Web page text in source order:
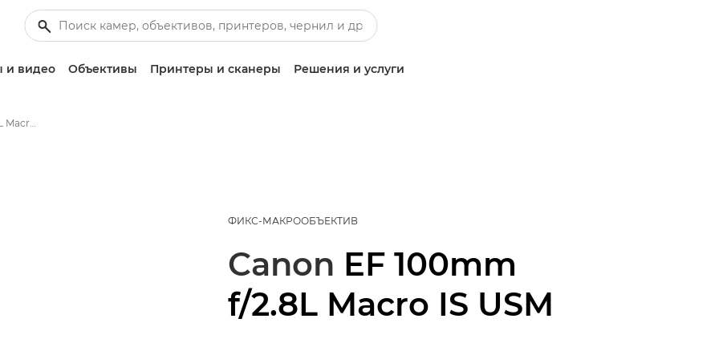
и видео Объективы Принтеры и сканеры Решения и услуги
Canon EF 100mm f/2.8L Macro IS USM - Объективы - Камера и фотообъективы
ФИКС-МАКРООБЪЕКТИВ
Canon EF 100mm
f/2.8L Macro IS USM